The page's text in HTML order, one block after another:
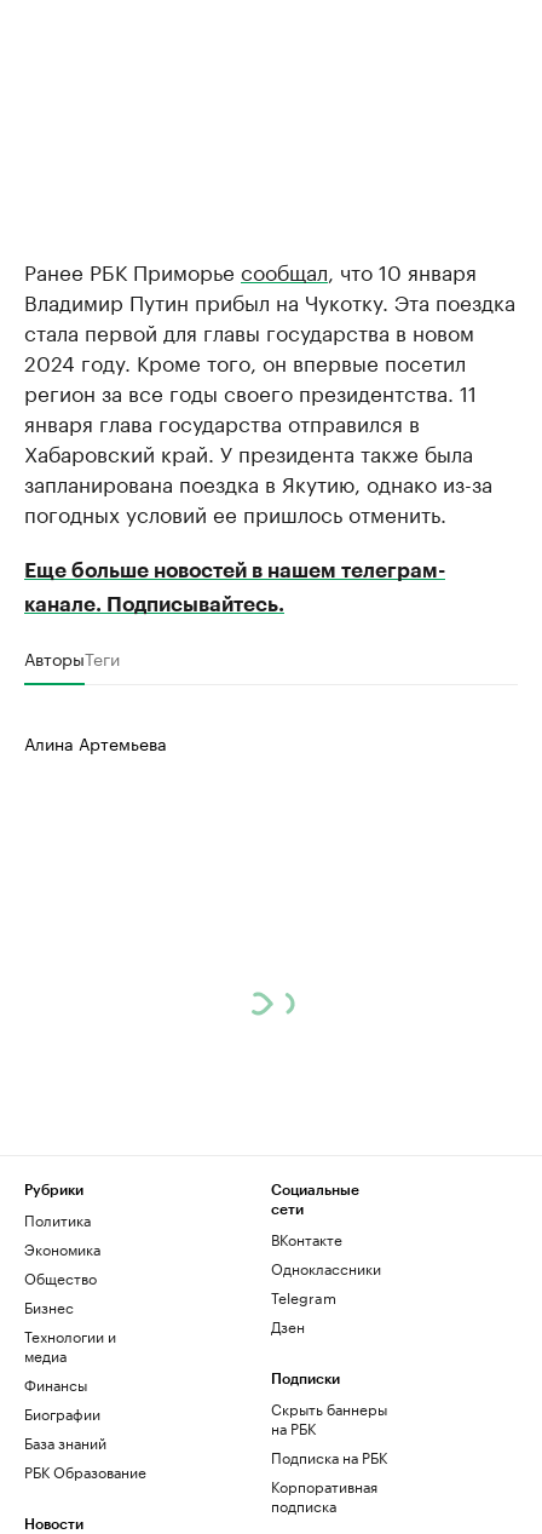
Ранее РБК Приморье сообщал, что 10 января
Владимир Путин прибыл на Чукотку. Эта поездка
стала первой для главы государства в новом
2024 году. Кроме того, он впервые посетил
регион за все годы своего президентства. 11
января глава государства отправился в
Хабаровский край. У президента также была
запланирована поездка в Якутию, однако из-за
погодных условий ее пришлось отменить.
Еще больше новостей в нашем телеграм-
канале. Подписывайтесь.
АвторыТеги
Алина Артемьева
Рубрики
Политика
Экономика
Общество
Бизнес
Технологии и
медиа
Финансы
Биографии
База знаний
РБК Образование
Новости
Социальные
сети
ВКонтакте
Одноклассники
Telegram
Дзен
Подписки
Скрыть баннеры
на РБК
Подписка на РБК
Корпоративная
подписка